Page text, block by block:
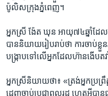
ប៉ូលិស​ក្រុង​ភ្នំពេញ។​
អ្នក​ស្រី​ ង៉ែត ឃុន​ អាយុ​៧៤​ឆ្នាំ​ដែ
បាន​និយាយ​រៀបរាប់​ថា ​ការ​ចាប់​ខ្
បង្ក្រាប​ទៅ​លើ​អ្នក​ដែល​ហ៊ាន​ងើប​ត
អ្នកស្រី​និយាយ​ថា៖​ «ត្រង់​អ្នក​ប្រព្
ដេញ​ចាប់​ប្រជាពលរដ្ឋ ​ហេតុ​អ្វី​បាន​